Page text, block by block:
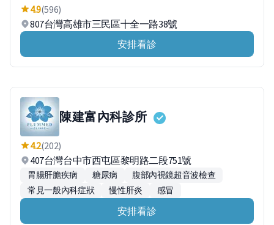
4.9(596)
807台灣高雄市三民區十全一路38號
安排看診
陳建富內科診所
4.2(202)
407台灣台中市西屯區黎明路二段751號
胃腸肝膽疾病 糖尿病
腹部內視鏡超音波檢查
常見一般內科症狀
慢性肝炎 感冒
安排看診